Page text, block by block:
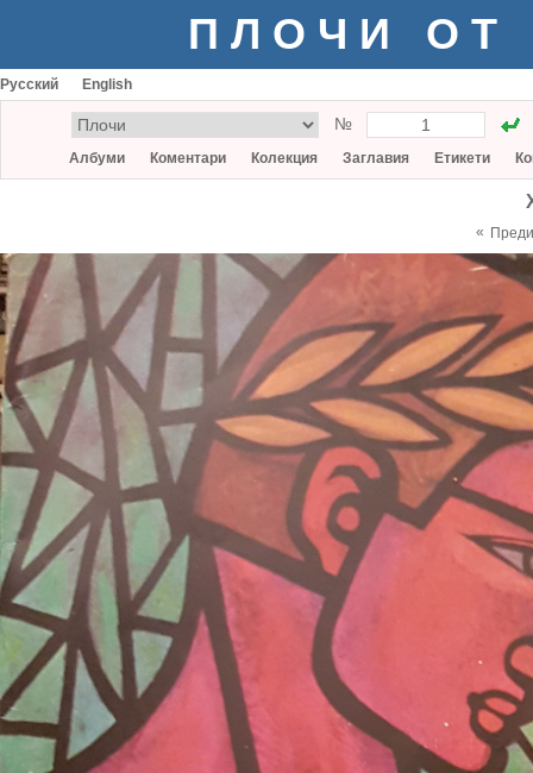
ПЛОЧИ ОТ
Русский English
№
Албуми Коментари Колекция Заглавия Етикети
«